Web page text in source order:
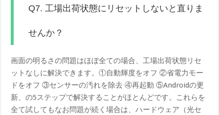
Q7. 工場出荷状態にリセットしないと直りま
せんか？
画面の明るさの問題はほぼ全ての場合、工場出荷状態リセ
ットなしに解決できます。①自動輝度をオフ ②省電力モー
ドをオフ ③センサーの汚れを除去 ④再起動 ⑤Androidの更
新、の5ステップで解決することがほとんどです。これらを
全て試してもなお問題が続く場合は、ハードウェア（光セ